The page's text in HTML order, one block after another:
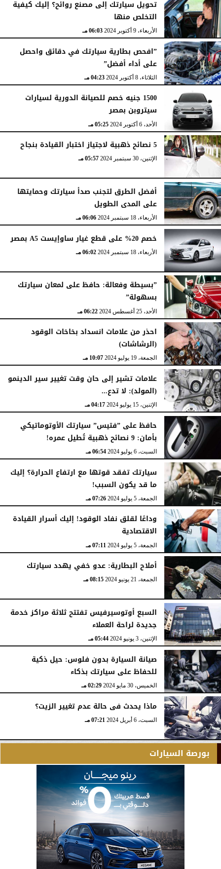
تحويل سيارتك إلى مصنع روائح؟ إليك كيفية
التخلص منها
الأربعاء، 9 أكتوبر 2024 06:03 مـ
”افحص بطارية سيارتك في دقائق واحصل
على أداء أفضل”
الثلاثاء، 8 أكتوبر 2024 04:23 مـ
1500 جنيه خصم للصيانة الدورية لسيارات
سيتروبن بمصر
الأحد، 6 أكتوبر 2024 05:25 مـ
5 نصائح ذهبية لاجتياز اختبار القيادة بنجاح
الإثنين، 30 سبتمبر 2024 05:57 مـ
أفضل الطرق لتجنب صدأ سيارتك وحمايتها
على المدى الطويل
الأربعاء، 18 سبتمبر 2024 06:06 مـ
خصم 20% على قطع غيار ساوإيست A5 بمصر
الأربعاء، 18 سبتمبر 2024 06:02 مـ
”بسيطة وفعالة: حافظ على لمعان سيارتك
بسهولة”
الأحد، 25 أغسطس 2024 06:22 مـ
احذر من علامات انسداد بخاخات الوقود
(الرشاشات)
الجمعة، 19 يوليو 2024 10:07 مـ
علامات تشير إلى حان وقت تغيير سير الدينمو
(المولد): لا تدع...
الإثنين، 15 يوليو 2024 04:17 مـ
حافظ على ”فتيس” سيارتك الأوتوماتيكي
بأمان: 9 نصائح ذهبية تُطيل عمره!
السبت، 6 يوليو 2024 06:54 مـ
سيارتك تفقد قوتها مع ارتفاع الحرارة؟ إليك
ما قد يكون السبب!
الجمعة، 5 يوليو 2024 07:26 مـ
وداعًا لقلق نفاد الوقود! إليك أسرار القيادة
الاقتصادية
الجمعة، 5 يوليو 2024 07:11 مـ
أملاح البطارية: عدو خفي يهدد سيارتك
الجمعة، 21 يونيو 2024 08:15 مـ
السبع أوتوسيرفيس تفتتح ثلاثة مراكز خدمة
جديدة لراحة العملاء
الإثنين، 3 يونيو 2024 05:44 مـ
صيانة السيارة بدون فلوس: حيل ذكية
للحفاظ على سيارتك بذكاء
الخميس، 30 مايو 2024 02:29 مـ
ماذا يحدث فى حالة عدم تغيير الزيت؟
السبت، 6 أبريل 2024 07:21 مـ
بورصة السيارات